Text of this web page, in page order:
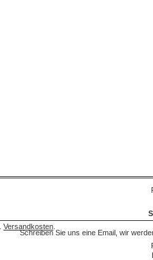
Schreiben Sie uns eine Email, wir
Versandkosten